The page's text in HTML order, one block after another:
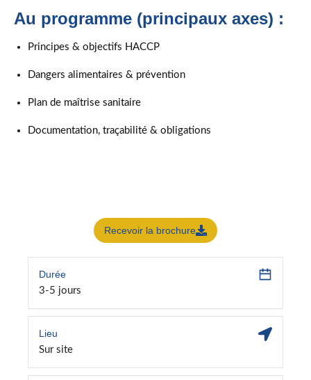
Au programme (principaux axes) :
Principes & objectifs HACCP
Dangers alimentaires & prévention
Plan de maîtrise sanitaire
Documentation, traçabilité & obligations
Recevoir la brochure
Durée
3-5 jours
Lieu
Sur site